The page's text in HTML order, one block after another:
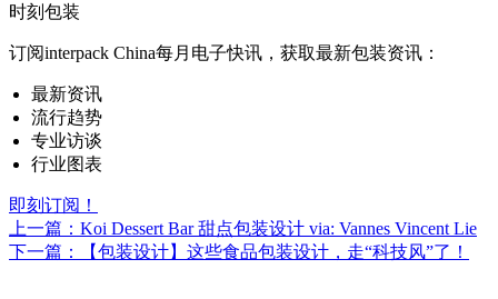
时刻包装
订阅interpack China每月电子快讯，获取最新包装资讯：
最新资讯
流行趋势
专业访谈
行业图表
即刻订阅！
上一篇：Koi Dessert Bar 甜点包装设计 via: Vannes Vincent Lie
下一篇：【包装设计】这些食品包装设计，走“科技风”了！